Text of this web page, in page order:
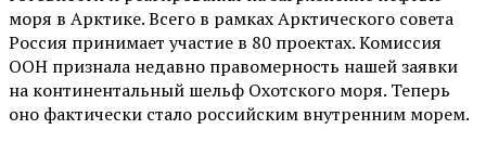
моря в Арктике. Всего в рамках Арктического совета
Россия принимает участие в 80 проектах. Комиссия
ООН признала недавно правомерность нашей заявки
на континентальный шельф Охотского моря. Теперь
оно фактически стало российским внутренним морем.